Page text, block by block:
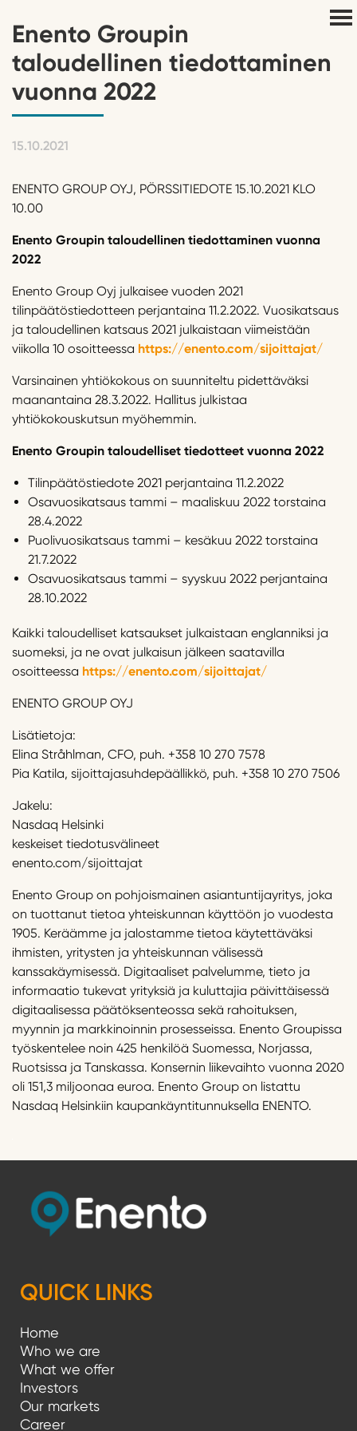
Enento Groupin
taloudellinen tiedottaminen
vuonna 2022
15.10.2021
ENENTO GROUP OYJ, PÖRSSITIEDOTE 15.10.2021 KLO
10.00
Enento Groupin taloudellinen tiedottaminen vuonna
2022
Enento Group Oyj julkaisee vuoden 2021
tilinpäätöstiedotteen perjantaina 11.2.2022. Vuosikatsaus
ja taloudellinen katsaus 2021 julkaistaan viimeistään
viikolla 10 osoitteessa https://enento.com/sijoittajat/
Varsinainen yhtiökokous on suunniteltu pidettäväksi
maanantaina 28.3.2022. Hallitus julkistaa
yhtiökokouskutsun myöhemmin.
Enento Groupin taloudelliset tiedotteet vuonna 2022
Tilinpäätöstiedote 2021 perjantaina 11.2.2022
Osavuosikatsaus tammi – maaliskuu 2022 torstaina
28.4.2022
Puolivuosikatsaus tammi – kesäkuu 2022 torstaina
21.7.2022
Osavuosikatsaus tammi – syyskuu 2022 perjantaina
28.10.2022
Kaikki taloudelliset katsaukset julkaistaan englanniksi ja
suomeksi, ja ne ovat julkaisun jälkeen saatavilla
osoitteessa https://enento.com/sijoittajat/
ENENTO GROUP OYJ
Lisätietoja:
Elina Stråhlman, CFO, puh. +358 10 270 7578
Pia Katila, sijoittajasuhdepäällikkö, puh. +358 10 270 7506
Jakelu:
Nasdaq Helsinki
keskeiset tiedotusvälineet
enento.com/sijoittajat
Enento Group on pohjoismainen asiantuntijayritys, joka
on tuottanut tietoa yhteiskunnan käyttöön jo vuodesta
1905. Keräämme ja jalostamme tietoa käytettäväksi
ihmisten, yritysten ja yhteiskunnan välisessä
kanssakäymisessä. Digitaaliset palvelumme, tieto ja
informaatio tukevat yrityksiä ja kuluttajia päivittäisessä
digitaalisessa päätöksenteossa sekä rahoituksen,
myynnin ja markkinoinnin prosesseissa. Enento Groupissa
työskentelee noin 425 henkilöä Suomessa, Norjassa,
Ruotsissa ja Tanskassa. Konsernin liikevaihto vuonna 2020
oli 151,3 miljoonaa euroa. Enento Group on listattu
Nasdaq Helsinkiin kaupankäyntitunnuksella ENENTO.
QUICK LINKS
Home
Who we are
What we offer
Investors
Our markets
Career